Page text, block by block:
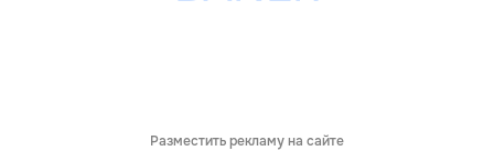
Разместить рекламу на сайте